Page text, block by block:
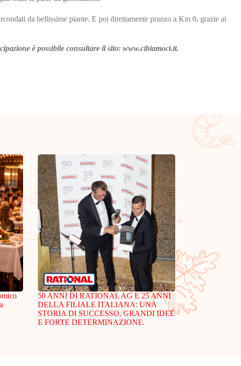
da bellissime piante. E poi direttamente pranzo a Km 0, grazie ai
è possibile consultare il sito: www.cibiamoci.it.
50 ANNI DI RATIONAL AG E 25 ANNI
DELLA FILIALE ITALIANA: UNA
STORIA DI SUCCESSO, GRANDI IDEE
E FORTE DETERMINAZIONE.